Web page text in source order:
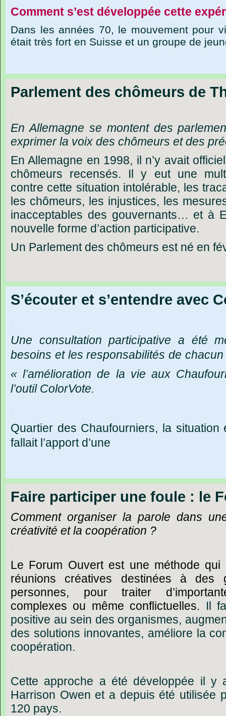
Comment s’est développée cette
Dans les années 70, le mouvement pour
était très fort en Suisse et un groupe de
Parlement des chômeurs de
.
En Allemagne se montent des
exprimer la voix des chômeurs et des
En Allemagne en 1998, il n’y avait
chômeurs recensés. Il y eut une
contre cette situation intolérable, les
les chômeurs, les injustices, les
inacceptables des gouvernants… et à
nouvelle forme d’action participative.
Un Parlement des chômeurs est né en
S’écouter et s’entendre avec
.
Une consultation participative a été
besoins et les responsabilités de chacun
« l’amélioration de la vie aux
l’outil ColorVote.
.
Quartier des Chaufourniers, la situation
fallait ’apport d’une
Faire participer une foule : le
Comment organiser la parole dans
créativité et la coopération ?
.
Le Forum Ouvert est une méthode qui
réunions
créatives destinées à des
personnes,
pour traiter d’
complexes ou même conflictuelles. Il
positive au sein des organismes,
des solutions innovantes, améliore la
coopération.
.
Cette approche a été développée il y
Harrison Owen et a depuis été utilisée
120 pays.